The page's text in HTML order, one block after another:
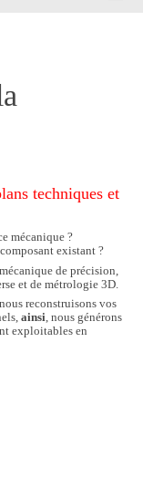
techniques et
mécanique ?
existant ?
de précision,
et de métrologie 3D.
reconstruisons vos
ainsi, nous générons
exploitables en